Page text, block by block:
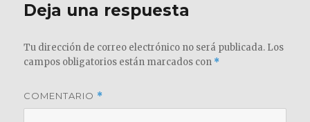
Deja una respuesta
Tu dirección de correo electrónico no será publicada. Los
campos obligatorios están marcados con *
COMENTARIO *